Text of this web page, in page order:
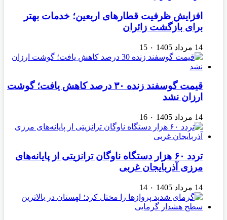
افزایش ظرفیت قطارهای اربعین؛ خدمات بهتر
برای بازگشت زائران
14 مرداد 1405 ۰ 15
قیمت گوسفند زنده ۳۰ درصد کاهش یافت؛ گوشت
ارزان نشد
14 مرداد 1405 ۰ 16
تردد ۶۰ هزار دستگاه ناوگان ترانزیتی از پایانه‌های
مرزی آذربایجان ‌غربی
14 مرداد 1405 ۰ 14